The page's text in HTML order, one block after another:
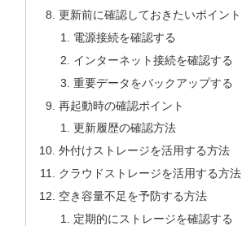
更新前に確認しておきたいポイント
電源接続を確認する
インターネット接続を確認する
重要データをバックアップする
再起動時の確認ポイント
更新履歴の確認方法
外付けストレージを活用する方法
クラウドストレージを活用する方法
空き容量不足を予防する方法
定期的にストレージを確認する